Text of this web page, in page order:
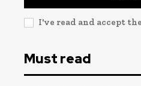
I've read and accept the
Must read